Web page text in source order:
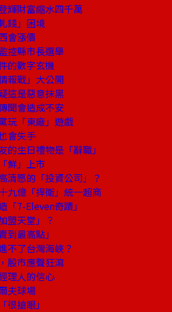
輝財富縮水四千萬
錢」困境
會漲價
控縣市長選舉
的數字玄機
報戰」大公開
這是惡意抹黑
聞會造成不安
玩「東廠」遊戲
會失手
的生日禮物是「辭職」
鮮」上市
清愿的「投資公司」？
九億「捍衛」統一超商
「7-Eleven奇蹟」
盟天堂」？
到最高點」
不了台灣海峽？
股市應聲狂瀉
理人的信心
夫球場
很搶眼」